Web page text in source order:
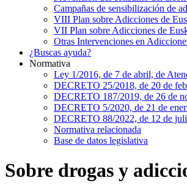
Campañas de sensibilización de
VIII Plan sobre Adicciones de
VII Plan sobre Adicciones de
Otras Intervenciones en
¿Buscas ayuda?
Normativa
Ley 1/2016, de 7 de abril, de
DECRETO 25/2018, de 20 de
DECRETO 187/2019, de 26 de
DECRETO 5/2020, de 21 de
DECRETO 88/2022, de 12 de
Normativa relacionada
Base de datos legislativa
Sobre drogas y